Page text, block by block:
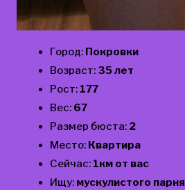
Город: Покровки
Возраст: 35 лет
Рост: 177
Вес: 67
Размер бюста: 2
Место: Квартира
Сейчас: 1км от вас
Ищу: мускулистого парня